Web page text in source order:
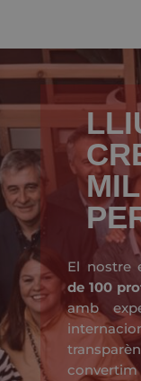
El nostre
de 100
amb